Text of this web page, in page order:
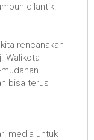
dilantik.
rencanakan
Walikota
bisa terus
media untuk